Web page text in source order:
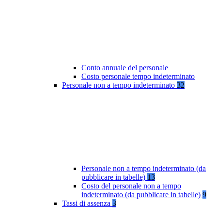
Conto annuale del personale
Costo personale tempo indeterminato
Personale non a tempo indeterminato 32
Personale non a tempo indeterminato (da
pubblicare in tabelle) 13
Costo del personale non a tempo
indeterminato (da pubblicare in tabelle) 9
Tassi di assenza 3